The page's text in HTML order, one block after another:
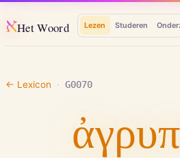
אHet Woord Lezen Studeren
← Lexicon · G0070